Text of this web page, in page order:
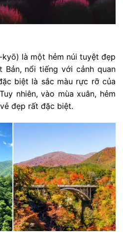
kyō) là một hẻm núi tuyệt đẹp
Bản, nổi tiếng với cảnh quan
biệt là sắc màu rực rỡ của
nhiên, vào mùa xuân, hẻm
đẹp rất đặc biệt.